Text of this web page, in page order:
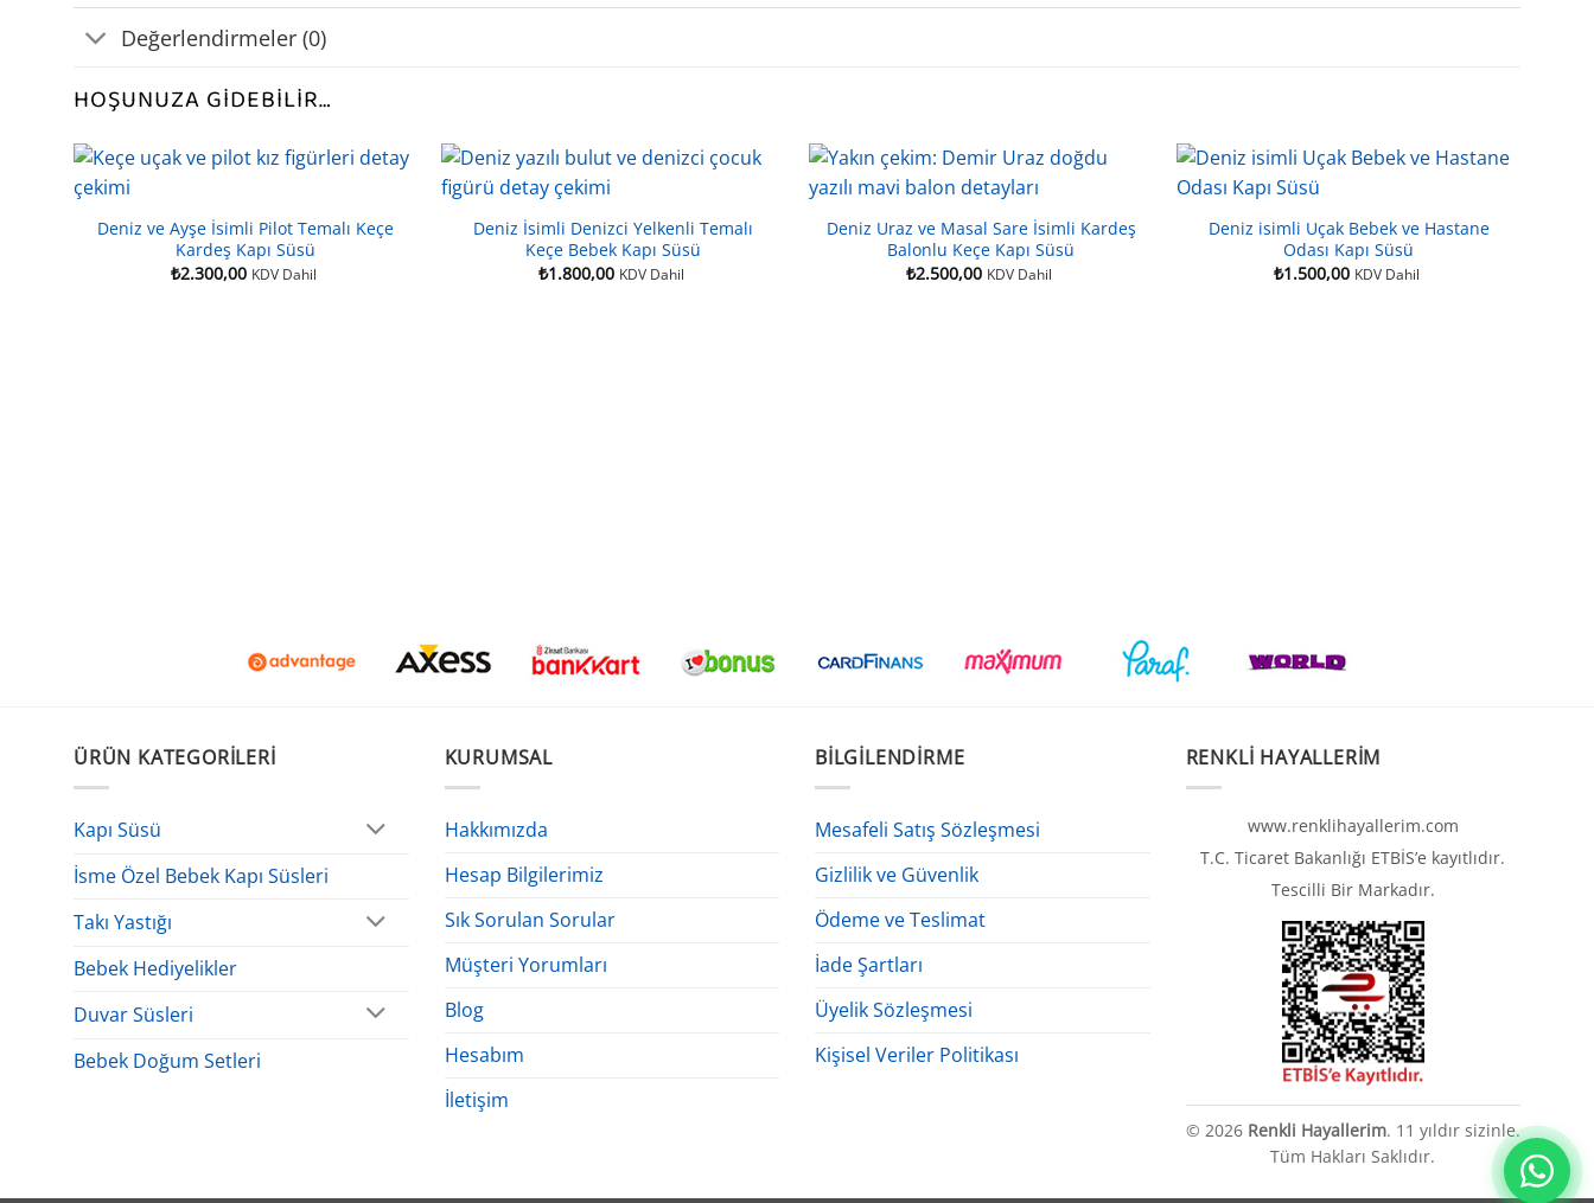
Değerlendirmeler (0)
HOŞUNUZA GIDEBILIR…
Deniz ve Ayşe İsimli Pilot Temalı Keçe
Kardeş Kapı Süsü
₺2.300,00 KDV Dahil
Deniz İsimli Denizci Yelkenli Temalı
Keçe Bebek Kapı Süsü
₺1.800,00 KDV Dahil
Deniz Uraz ve Masal Sare İsimli Kardeş
Balonlu Keçe Kapı Süsü
₺2.500,00 KDV Dahil
Deniz isimli Uçak Bebek ve Hastane
Odası Kapı Süsü
₺1.500,00 KDV Dahil
ÜRÜN KATEGORILERI
Kapı Süsü
İsme Özel Bebek Kapı Süsleri
Takı Yastığı
Bebek Hediyelikler
Duvar Süsleri
Bebek Doğum Setleri
KURUMSAL
Hakkımızda
Hesap Bilgilerimiz
Sık Sorulan Sorular
Müşteri Yorumları
Blog
Hesabım
İletişim
BILGILENDIRME
Mesafeli Satış Sözleşmesi
Gizlilik ve Güvenlik
Ödeme ve Teslimat
İade Şartları
Üyelik Sözleşmesi
Kişisel Veriler Politikası
RENKLI HAYALLERIM
www.renklihayallerim.com
T.C. Ticaret Bakanlığı ETBİS’e kayıtlıdır.
Tescilli Bir Markadır.
© 2026 Renkli Hayallerim. 11 yıldır sizinle.
Tüm Hakları Saklıdır.